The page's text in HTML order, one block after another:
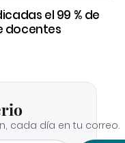
el 99 % de
docentes
cada día en tu correo.